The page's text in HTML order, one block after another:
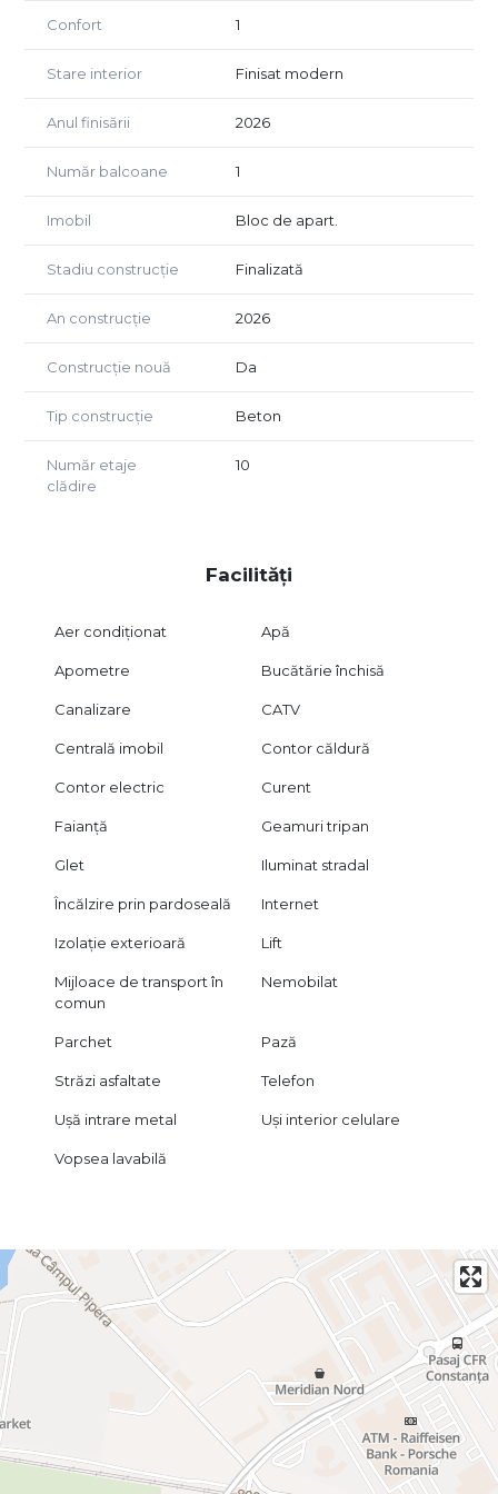
Preț 199.500 euro
Confort 1
Stare interior Finisat modern
Anul finisării 2026
Număr balcoane 1
Imobil Bloc de apart.
Stadiu construcție Finalizată
An construcție 2026
Construcție nouă Da
Tip construcție Beton
Număr etaje
clădire
10
Facilități
Aer condiționat Apă
Apometre Bucătărie închisă
Canalizare CATV
Centrală imobil Contor căldură
Contor electric Curent
Faianță Geamuri tripan
Glet Iluminat stradal
Încălzire prin pardoseală Internet
Izolație exterioară Lift
Mijloace de transport în
comun
Nemobilat
Parchet Pază
Străzi asfaltate Telefon
Ușă intrare metal Uși interior celulare
Vopsea lavabilă